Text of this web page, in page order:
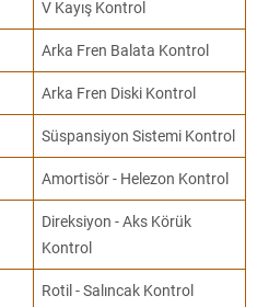
V Kayış Kontrol
Arka Fren Balata Kontrol
Arka Fren Diski Kontrol
Süspansiyon Sistemi Kontrol
Amortisör - Helezon Kontrol
Direksiyon - Aks Körük
Kontrol
Rotil - Salıncak Kontrol